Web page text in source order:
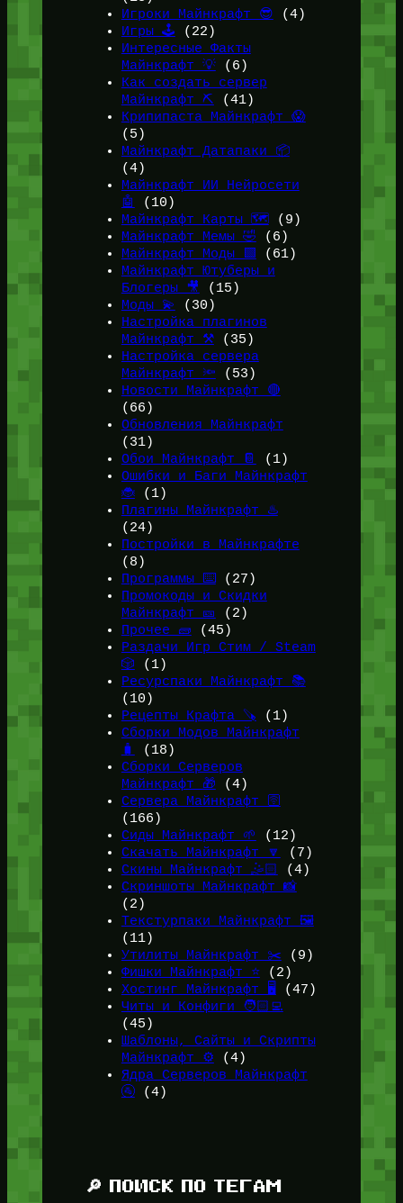
Игроки Майнкрафт 😎 (4)
Игры 🕹️ (22)
Интересные Факты
Майнкрафт 💡(6)
Как создать сервер
Майнкрафт ⛏️ (41)
Крипипаста Майнкрафт 😱
(5)
Майнкрафт Датапаки 📦
(4)
Майнкрафт ИИ Нейросети
🤖
(10)
Майнкрафт Карты 🗺️ (9)
Майнкрафт Мемы 🤣 (6)
Майнкрафт Моды 🟩
(61)
Майнкрафт Ютуберы и
Блогеры 🎥
(15)
Моды 💫
(30)
Настройка плагинов
Майнкрафт ⚒️(35)
Настройка сервера
Майнкрафт 🔦 (53)
Новости Майнкрафт 🔴
(66)
Обновления Майнкрафт
(31)
Обои Майнкрафт 📔
(1)
Ошибки и Баги Майнкрафт
🐞(1)
Плагины Майнкрафт ♨️
(24)
Постройки в Майнкрафте
(8)
Программы ⌨️ (27)
Промокоды и Скидки
Майнкрафт 🎫
(2)
Прочее 🧱 (45)
Раздачи Игр Стим / Steam
🎲 (1)
Ресурспаки Майнкрафт 📚
(10)
Рецепты Крафта 🪚 (1)
Сборки Модов Майнкрафт
🧳
(18)
Сборки Серверов
Майнкрафт 🎁 (4)
Сервера Майнкрафт 🛜
(166)
Сиды Майнкрафт 🌱
(12)
Скачать Майнкрафт 🔽
(7)
Скины Майнкрафт 🤹🏻
(4)
Скриншоты Майнкрафт 📸
(2)
Текстурпаки Майнкрафт 🖼️
(11)
Утилиты Майнкрафт ✂️ (9)
Фишки Майнкрафт ⭐(2)
Хостинг Майнкрафт 🖥️ (47)
Читы и Конфиги 🧑🏻‍💻
(45)
Шаблоны, Сайты и Скрипты
Майнкрафт ⚙️ (4)
Ядра Серверов Майнкрафт
🚰(4)
🔎 ПОИСК ПО ТЕГАМ